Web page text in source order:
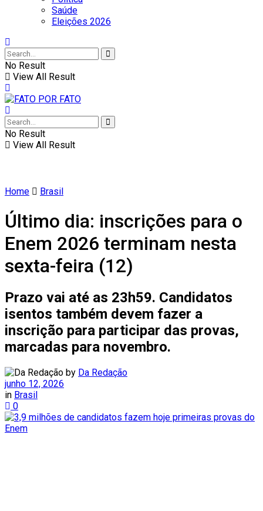
Saúde
Eleições 2026
No Result
View All Result
No Result
View All Result
Home Brasil
Último dia: inscrições para o
Enem 2026 terminam nesta
sexta-feira (12)
Prazo vai até as 23h59. Candidatos
isentos também devem fazer a
inscrição para participar das provas,
marcadas para novembro.
by Da Redação
junho 12, 2026
in Brasil
0